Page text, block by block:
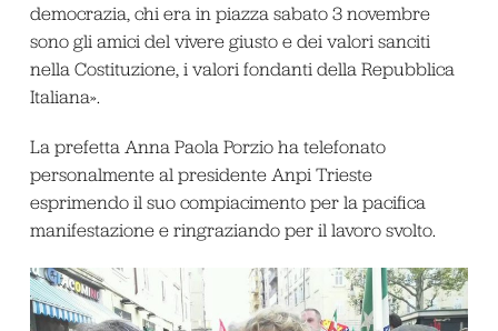
democrazia, chi era in piazza sabato 3 novembre
sono gli amici del vivere giusto e dei valori sanciti
nella Costituzione, i valori fondanti della Repubblica
Italiana».
La prefetta Anna Paola Porzio ha telefonato
personalmente al presidente Anpi Trieste
esprimendo il suo compiacimento per la pacifica
manifestazione e ringraziando per il lavoro svolto.